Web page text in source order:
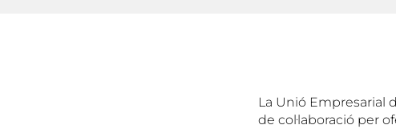
La Unió Empresarial
de col·laboració per